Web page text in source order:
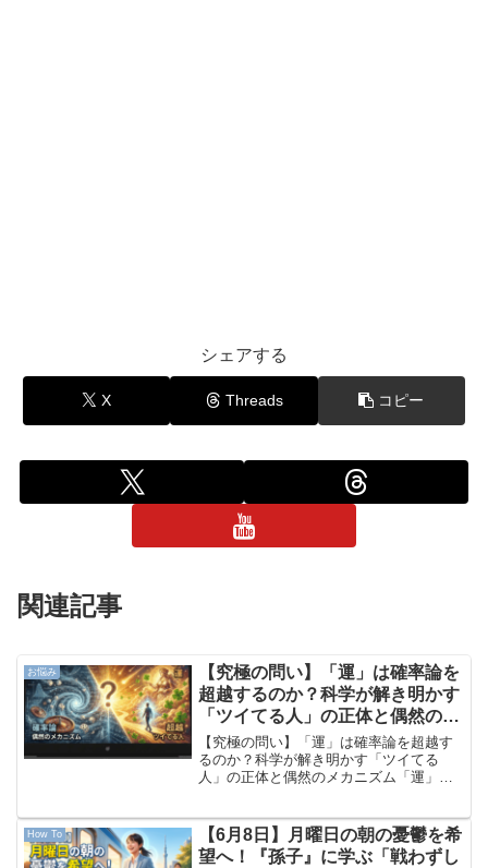
シェアする
X Threads コピー
関連記事
お悩み
【究極の問い】「運」は確率論を
超越するのか？科学が解き明かす
「ツイてる人」の正体と偶然のメ
カニズム
【究極の問い】「運」は確率論を超越す
るのか？科学が解き明かす「ツイてる
人」の正体と偶然のメカニズム「運」と
単なる「確率の偏り（偶然）」に過ぎな
いのでしょうか？ それとも...
How To
【6月8日】月曜日の朝の憂鬱を希
望へ！『孫子』に学ぶ「戦わずし